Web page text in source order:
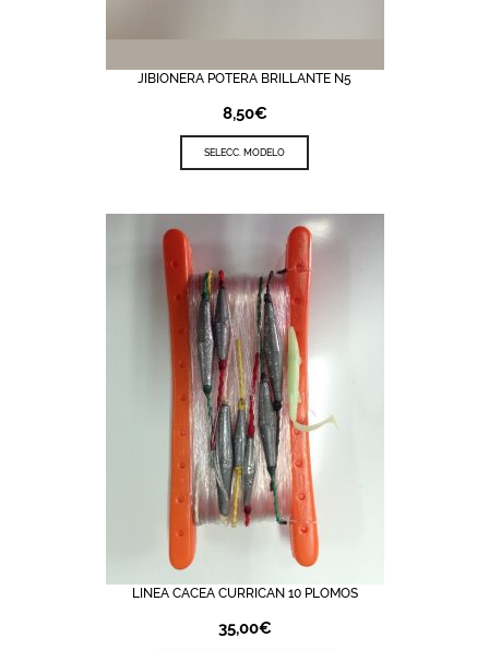
JIBIONERA POTERA BRILLANTE N5
8,50€
SELECC. MODELO
LINEA CACEA CURRICAN 10 PLOMOS
35,00€